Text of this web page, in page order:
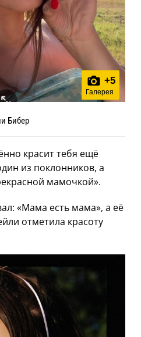
+5
Галерея
Бибер
красит тебя ещё
из поклонников, а
мамочкой».
«Мама есть мама», а её
отметила красоту